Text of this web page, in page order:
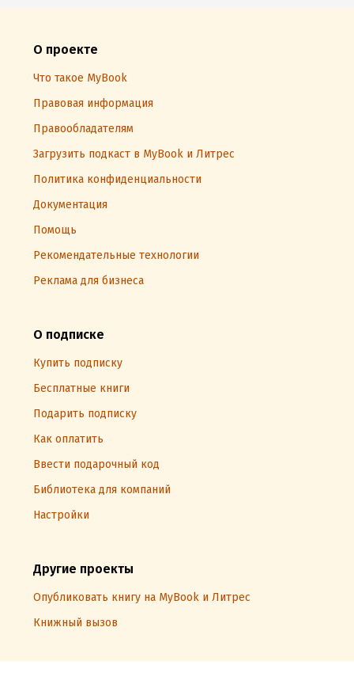
О проекте
Что такое MyBook
Правовая информация
Правообладателям
Загрузить подкаст в MyBook и Литрес
Политика конфиденциальности
Документация
Помощь
Рекомендательные технологии
Реклама для бизнеса
О подписке
Купить подписку
Бесплатные книги
Подарить подписку
Как оплатить
Ввести подарочный код
Библиотека для компаний
Настройки
Другие проекты
Опубликовать книгу на MyBook и Литрес
Книжный вызов